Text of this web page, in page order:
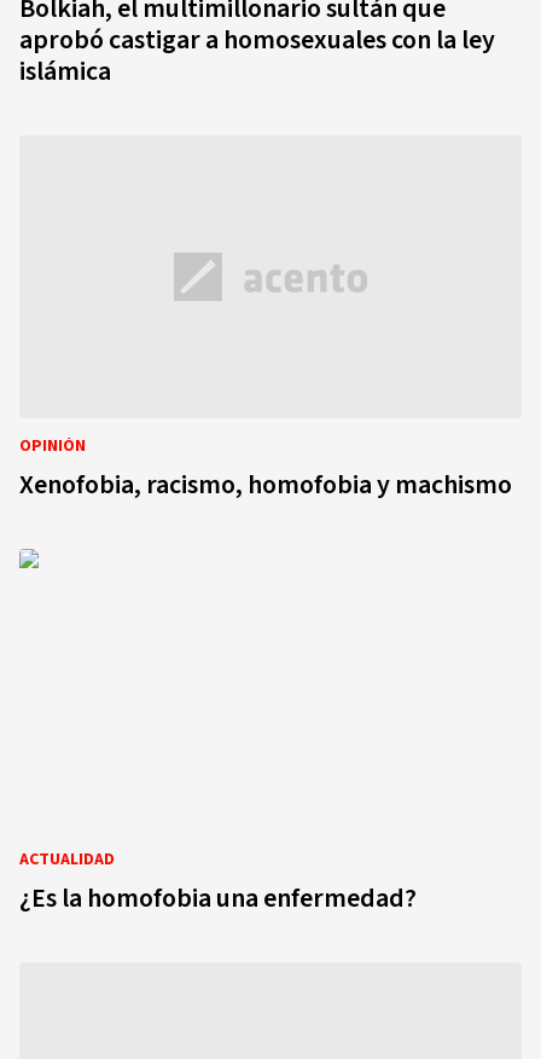
Bolkiah, el multimillonario sultán que
aprobó castigar a homosexuales con la ley
islámica
OPINIÓN
Xenofobia, racismo, homofobia y machismo
ACTUALIDAD
¿Es la homofobia una enfermedad?